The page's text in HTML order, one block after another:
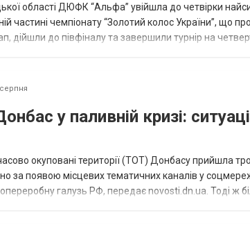
області ДЮФК “Альфа” увійшла до четвірки
частині чемпіонату “Золотий колос України”, що
дійшли до півфіналу та завершили турнір на
у паливній кризі:
окуповані території (ТОТ) Донбасу прийшла
за появою місцевих тематичних каналів у
галузь РФ, передає novosti.dn.ua. Тоді ж